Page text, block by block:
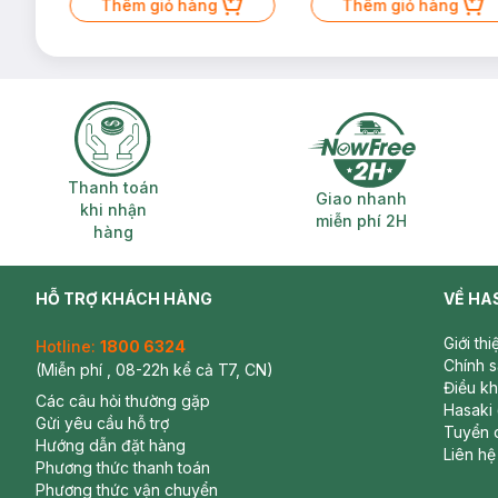
Thêm giỏ hàng Thêm giỏ hàng
Thanh toán khi nhận hàng
Thanh toán
khi nhận
hàng
Giao nhanh
Giao nhanh
miễn phí 2H
HỖ TRỢ KHÁCH HÀNG
Hotline: 1800 6324
(Miễn phí , 08-22h kể cả T7, CN)
Các câu hỏi thường gặp
Gửi yêu cầu hỗ trợ
Hướng dẫn đặt hàng
Phương thức thanh toán
Phương thức vận chuyển
VỀ
Giới
Chính
Điều
Hasaki
Tuyển
Liên hệ